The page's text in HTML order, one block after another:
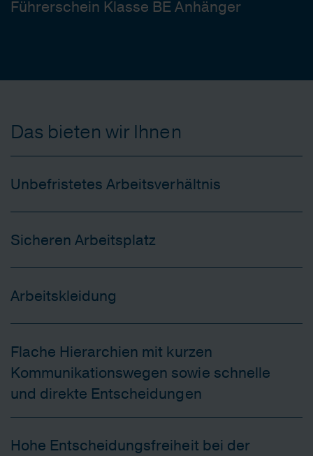
Führerschein Klasse BE Anhänger
Das bieten wir Ihnen
Unbefristetes Arbeitsverhältnis
Sicheren Arbeitsplatz
Arbeitskleidung
Flache Hierarchien mit kurzen
Kommunikationswegen sowie schnelle
und direkte Entscheidungen
Hohe Entscheidungsfreiheit bei der